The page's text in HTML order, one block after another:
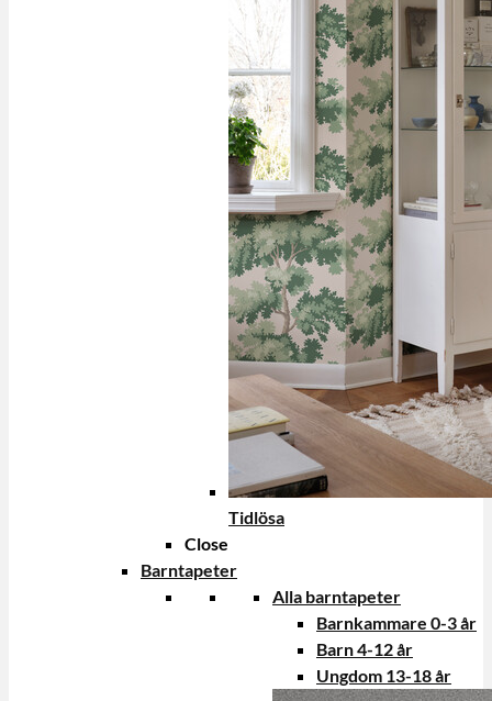
Tidlösa
Close
Barntapeter
Alla barntapeter
Barnkammare 0-3 år
Barn 4-12 år
Ungdom 13-18 år